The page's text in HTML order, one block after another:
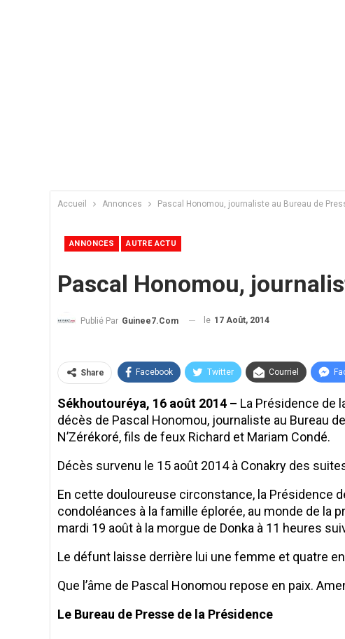
Accueil Annonces Pascal Honomou, journaliste au Bureau de
ANNONCES AUTRE ACTU
Pascal Honomou,
Publié Par Guinee7.com le 17 Août, 2014
Share Facebook Twitter Courriel
Sékhoutouréya, 16 août 2014 – La Présidence de
décès de Pascal Honomou, journaliste au Bureau
N’Zérékoré, fils de feux Richard et Mariam Condé.
Décès survenu le 15 août 2014 à Conakry des
En cette douloureuse circonstance, la Présidence
condoléances à la famille éplorée, au monde de la
mardi 19 août à la morgue de Donka à 11 heures
Le défunt laisse derrière lui une femme et quatre
Que l’âme de Pascal Honomou repose en paix.
Le Bureau de Presse de la Présidence